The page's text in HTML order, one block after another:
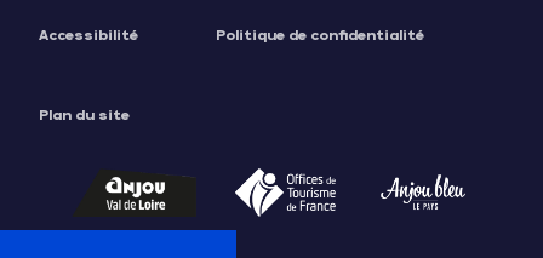
Description
Accessibilité Politique de confidentialité
Plan du site